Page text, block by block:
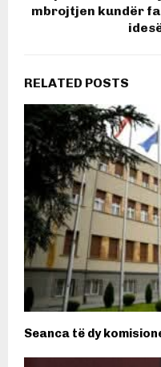
mbrojtjen kundër
RELATED POSTS
Seanca të dy